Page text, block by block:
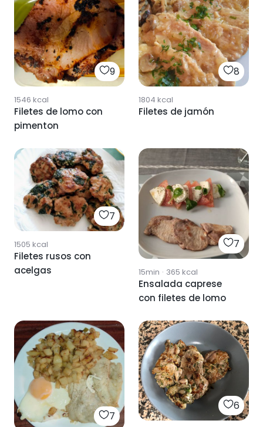
9
1546 kcal
Filetes de lomo con
pimenton
8
1804 kcal
Filetes de jamón
7
1505 kcal
Filetes rusos con
acelgas
7
15min · 365 kcal
Ensalada caprese
con filetes de lomo
7
6